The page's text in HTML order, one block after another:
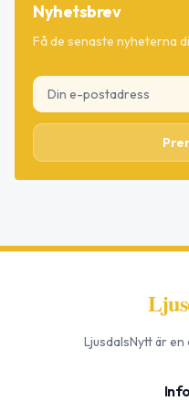
Nyhetsbrev
Få de senaste nyheterna
LjusdalsNyttär en